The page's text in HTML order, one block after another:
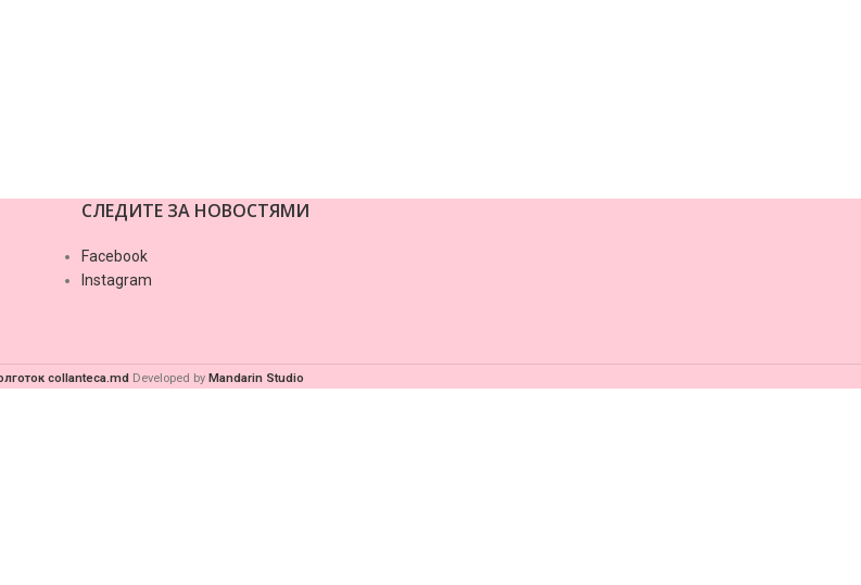
СЛЕДИТЕ ЗА НОВОСТЯМИ
Facebook
Instagram
collanteca.mdDeveloped by Mandarin Studio